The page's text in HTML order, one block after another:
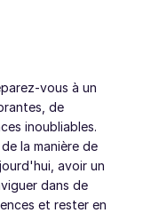
vous à un
de
inoubliables.
la manière de
avoir un
dans de
et rester en